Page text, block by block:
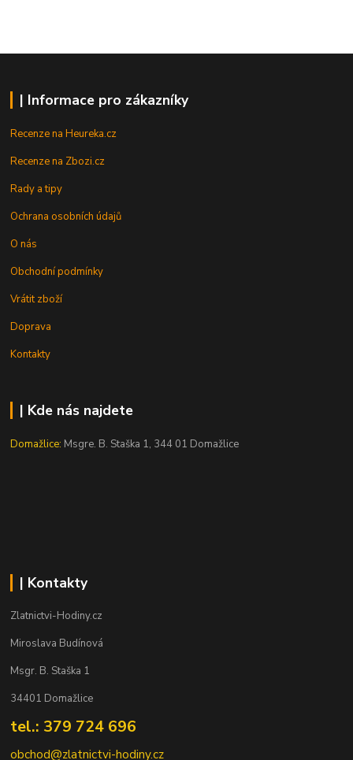
| Informace pro zákazníky
Recenze na Heureka.cz
Recenze na Zbozi.cz
Rady a tipy
Ochrana osobních údajů
O nás
Obchodní podmínky
Vrátit zboží
Doprava
Kontakty
| Kde nás najdete
Domažlice: Msgre. B. Staška 1, 344 01 Domažlice
| Kontakty
Zlatnictvi-Hodiny.cz
Miroslava Budínová
Msgr. B. Staška 1
34401 Domažlice
tel.: 379 724 696
obchod@zlatnictvi-hodiny.cz